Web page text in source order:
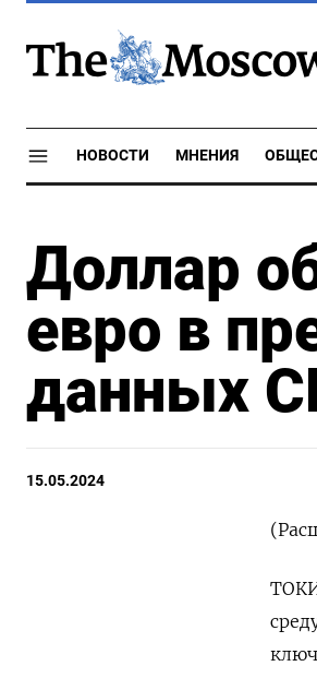
НОВОСТИ МНЕНИЯ
Доллар
евро в
данных
15.05.2024